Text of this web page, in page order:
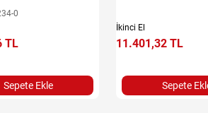
0
TL
Sepete Ekle
İkinci El
11.401,32 TL
Sepete